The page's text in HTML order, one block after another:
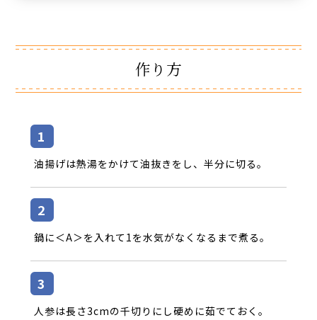
作り方
油揚げは熱湯をかけて油抜きをし、半分に切る。
鍋に＜A＞を入れて1を水気がなくなるまで煮る。
人参は長さ3cmの千切りにし硬めに茹でておく。